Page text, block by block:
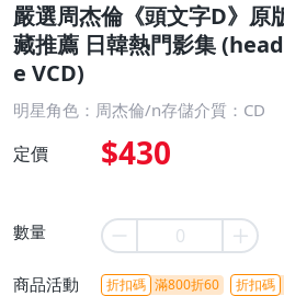
嚴選周杰倫《頭文字D》原
藏推薦 日韓熱門影集
e VCD)
明星角色：周杰倫/n存儲介質：CD
定價 $430
數量
商品活動 折扣碼 滿800折60 折扣碼